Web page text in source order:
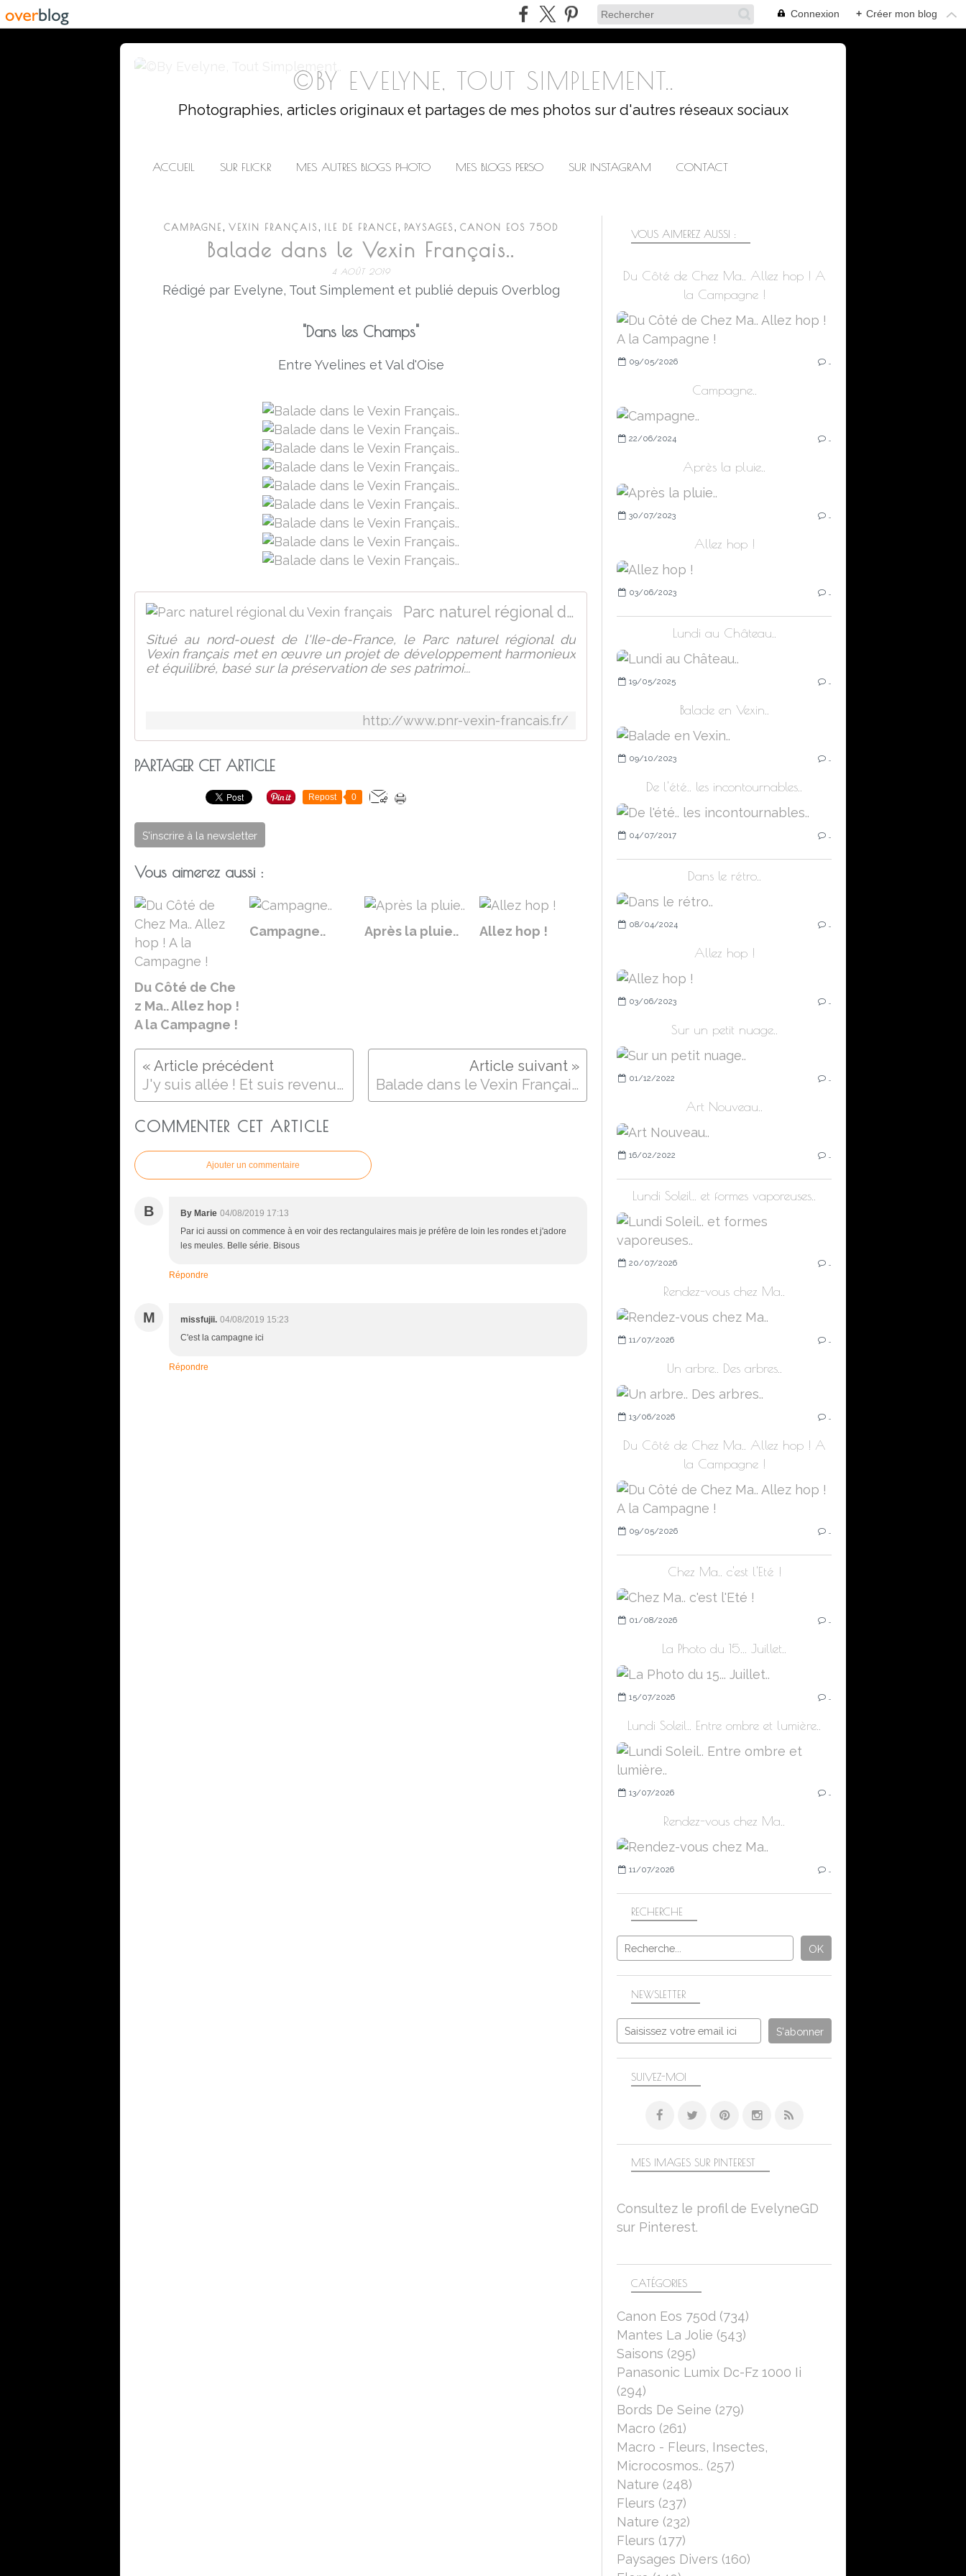
Connexion + Créer mon blog
©BY EVELYNE, TOUT SIMPLEMENT..
Photographies, articles originaux et partages de mes photos sur d'autres réseaux sociaux
ACCUEIL SUR FLICKR MES AUTRES BLOGS PHOTO MES BLOGS PERSO SUR INSTAGRAM CONTACT
CAMPAGNE , VEXIN FRANÇAIS , ILE DE FRANCE , PAYSAGES , CANON EOS 750D
Balade dans le Vexin Français..
4 AOÛT 2019
Rédigé par Evelyne, Tout Simplement et publié depuis Overblog
"Dans les Champs"
Entre Yvelines et Val d'Oise
Parc naturel régional du Vexin français
Situé au nord-ouest de l'Ile-de-France, le Parc naturel régional du
Vexin français met en œuvre un projet de développement harmonieux
et équilibré, basé sur la préservation de ses patrimoi...
http://www.pnr-vexin-francais.fr/
PARTAGER CET ARTICLE
Repost 0
S'inscrire à la newsletter
Vous aimerez aussi :
Du Côté de Che
z Ma.. Allez hop !
A la Campagne !
Campagne.. Après la pluie.. Allez hop !
J'y suis allée ! Et suis revenue ! 🤣😇🤣.. Enfer.. hameau de Wy-dit-Joli-Village.. Val d'Oise.. En Vexin Français.. @Wy-Dit-Joly-Village, Picardie, France Balade dans le Vexin Français.. @Ile-de-France, France
COMMENTER CET ARTICLE
Ajouter un commentaire
B By Marie 04/08/2019 17:13
Par ici aussi on commence à en voir des rectangulaires mais je préfère de loin les rondes et j'adore
les meules. Belle série. Bisous
Répondre
M missfujii. 04/08/2019 15:23
C'est la campagne ici
Répondre
NEWSLETTER
SUIVEZ-MOI
RECHERCHE
VOUS AIMEREZ AUSSI :
Du Côté de Chez Ma.. Allez hop ! A
la Campagne !
09/05/2026
Campagne..
22/06/2024
Après la pluie..
30/07/2023
Allez hop !
03/06/2023
Lundi au Château..
19/05/2025
Balade en Vexin..
09/10/2023
De l'été.. les incontournables..
04/07/2017
Dans le rétro..
08/04/2024
Allez hop !
03/06/2023
Sur un petit nuage..
01/12/2022
Art Nouveau..
16/02/2022
Lundi Soleil.. et formes vaporeuses..
20/07/2026
Rendez-vous chez Ma..
11/07/2026
Un arbre.. Des arbres..
13/06/2026
Du Côté de Chez Ma.. Allez hop ! A
la Campagne !
09/05/2026
Chez Ma.. c'est l'Eté !
01/08/2026
La Photo du 15... Juillet..
15/07/2026
Lundi Soleil.. Entre ombre et lumière..
13/07/2026
Rendez-vous chez Ma..
11/07/2026
CATÉGORIES
Canon Eos 750d (734)
Mantes La Jolie (543)
Saisons (295)
Panasonic Lumix Dc-Fz 1000 Ii
(294)
Bords De Seine (279)
Macro (261)
Macro - Fleurs, Insectes,
Microcosmos.. (257)
Nature (248)
Fleurs (237)
Nature (232)
Fleurs (177)
Paysages Divers (160)
MES IMAGES SUR PINTEREST
Consultez le profil de EvelyneGD
sur Pinterest.